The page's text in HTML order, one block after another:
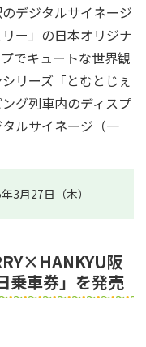
デジタルサイネージ
ー」の日本オリジナ
でキュートな世界観
リーズ「とむとじぇ
グ列車内のディスプ
ルサイネージ（一
3月27日（木）
阪
乗車券」を発売